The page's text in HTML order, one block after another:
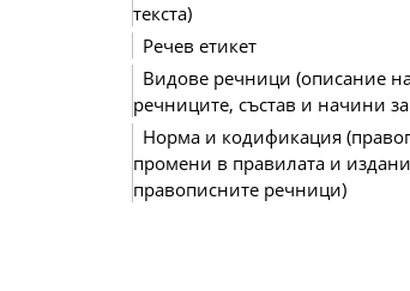
текста)
Речев етикет
Видове речници (описание
речниците, състав и начини
Норма и кодификация
промени в правилата и
правописните речници)